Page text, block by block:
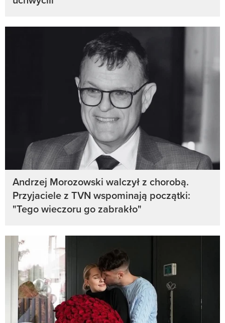
Andrzej Morozowski walczył z chorobą.
Przyjaciele z TVN wspominają początki:
"Tego wieczoru go zabrakło"